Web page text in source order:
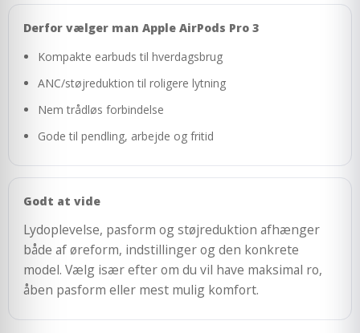
Derfor vælger man Apple AirPods Pro 3
Kompakte earbuds til hverdagsbrug
ANC/støjreduktion til roligere lytning
Nem trådløs forbindelse
Gode til pendling, arbejde og fritid
Godt at vide
Lydoplevelse, pasform og støjreduktion afhænger
både af øreform, indstillinger og den konkrete
model. Vælg især efter om du vil have maksimal ro,
åben pasform eller mest mulig komfort.